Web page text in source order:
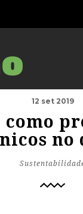
12 set 2019